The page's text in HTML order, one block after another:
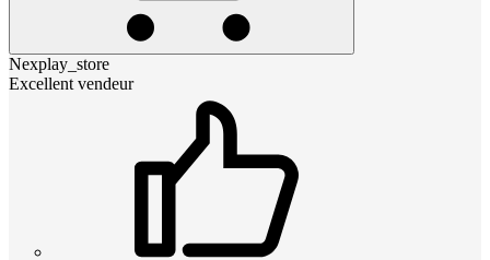
Nexplay_store
Excellent vendeur